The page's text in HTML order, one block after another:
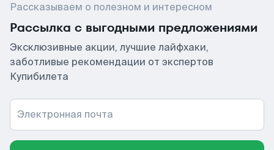
Рассказываем о полезном и интересном
Рассылка с выгодными предложениями
Эксклюзивные акции, лучшие лайфхаки,
заботливые рекомендации от экспертов
Купибилета
Электронная почта